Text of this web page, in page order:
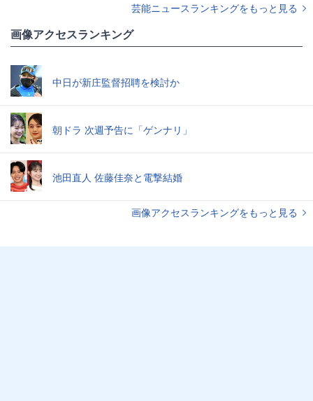
芸能ニュースランキングをもっと見る
画像アクセスランキング
中日が新庄監督招聘を検討か
朝ドラ 次週予告に「ゲンナリ」
池田直人 佐藤佳奈と電撃結婚
画像アクセスランキングをもっと見る